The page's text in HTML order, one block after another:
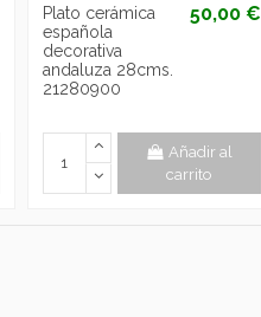
Plato cerámica
española
decorativa
andaluza 28cms.
21280900
50,00 €
Añadir al
carrito